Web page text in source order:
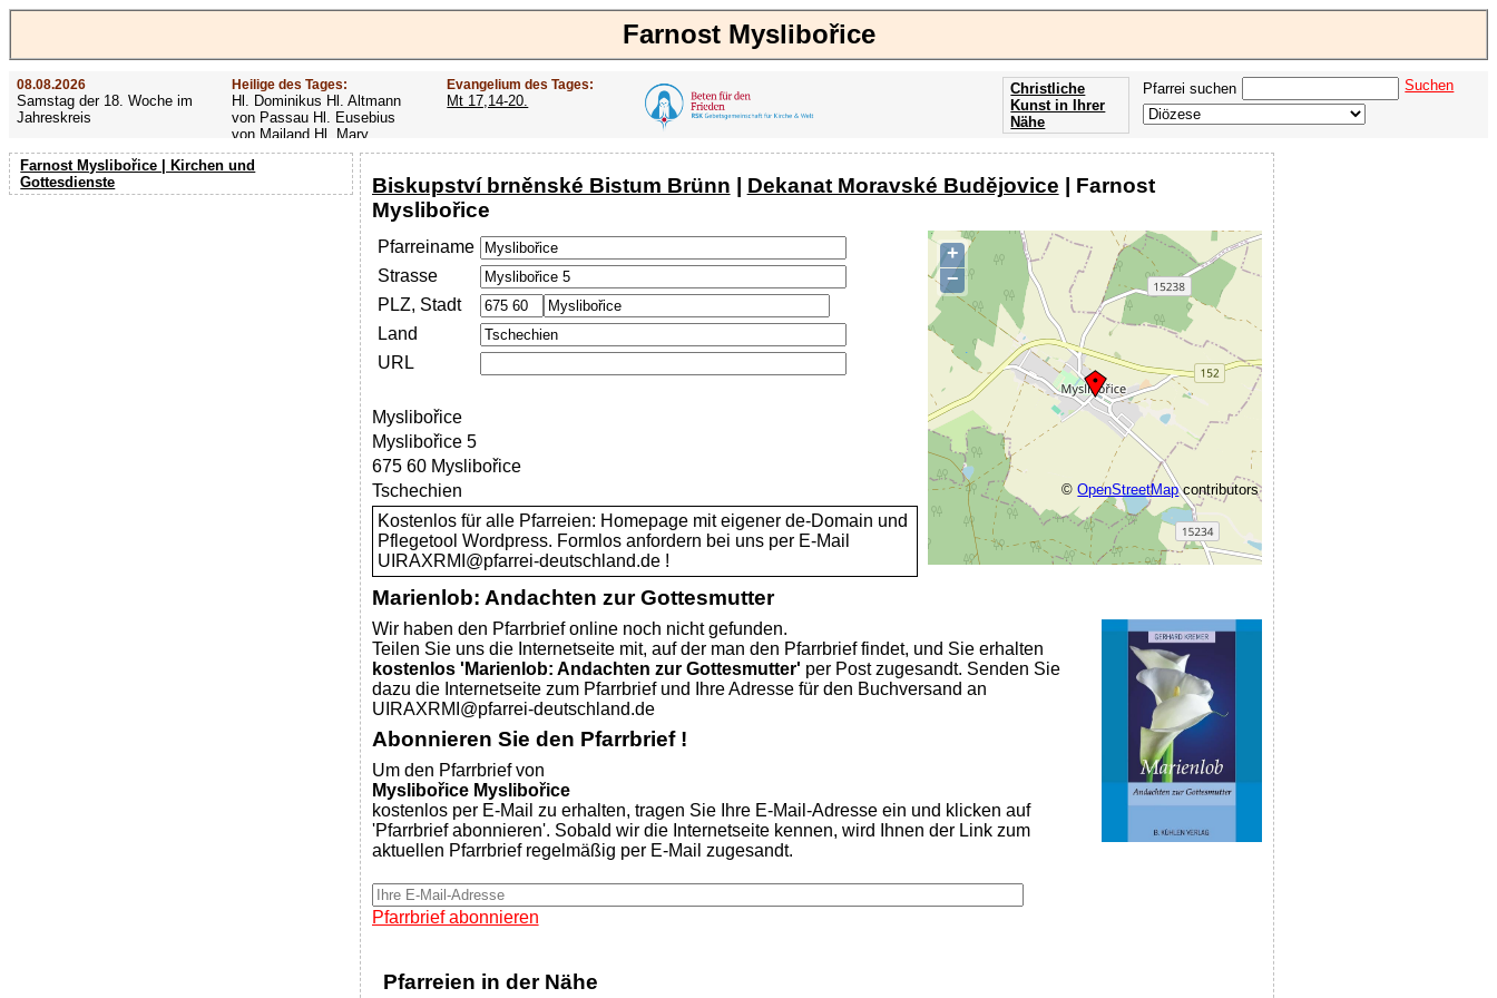
Farnost Myslibořice
08.08.2026
Samstag der 18. Woche im
Jahreskreis
Heilige des Tages:
Hl. Dominikus Hl. Altmann
von Passau Hl. Eusebius
von Mailand Hl. Mary
MacKillop Hl. Cyriakus Hl.
Hildiger Vierzehn heilige
Nothelfer Hl. Famian Hl.
Evangelium des Tages:
Mt 17,14-20.
Pfarrei suchen Suchen
Christliche
Kunst in Ihrer
Nähe
Farnost Myslibořice | Kirchen und
Gottesdienste
Biskupství brněnské Bistum Brünn | Dekanat Moravské Budějovice | Farnost
Myslibořice
+
−
©OpenStreetMapcontributors
Pfarreiname
Strasse
PLZ, Stadt
Land
URL
Myslibořice
Myslibořice 5
675 60 Myslibořice
Tschechien
Kostenlos für alle Pfarreien: Homepage mit eigener de-Domain und
Pflegetool Wordpress. Formlos anfordern bei uns per E-Mail
UIRAXRMI@pfarrei-deutschland.de !
Marienlob: Andachten zur Gottesmutter
Wir haben den Pfarrbrief online noch nicht gefunden.
Teilen Sie uns die Internetseite mit, auf der man den Pfarrbrief findet, und Sie erhalten
kostenlos 'Marienlob: Andachten zur Gottesmutter' per Post zugesandt. Senden Sie
dazu die Internetseite zum Pfarrbrief und Ihre Adresse für den Buchversand an
UIRAXRMI@pfarrei-deutschland.de
Abonnieren Sie den Pfarrbrief !
Um den Pfarrbrief von
Myslibořice Myslibořice
kostenlos per E-Mail zu erhalten, tragen Sie Ihre E-Mail-Adresse ein und klicken auf
'Pfarrbrief abonnieren'. Sobald wir die Internetseite kennen, wird Ihnen der Link zum
aktuellen Pfarrbrief regelmäßig per E-Mail zugesandt.
Pfarrbrief abonnieren
Pfarreien in der Nähe